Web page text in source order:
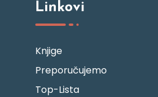
Linkovi
Knjige
Preporučujemo
Top-Lista